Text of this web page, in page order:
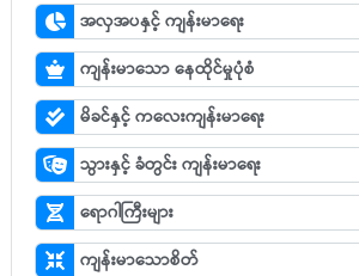
အလှအပနှင့် ကျန်းမာရေး
ကျန်းမာသော နေထိုင်မှုပုံစံ
မိခင်နှင့် ကလေးကျန်းမာရေး
သွားနှင့် ခံတွင်း ကျန်းမာရေး
ရောဂါကြီးများ
ကျန်းမာသောစိတ်